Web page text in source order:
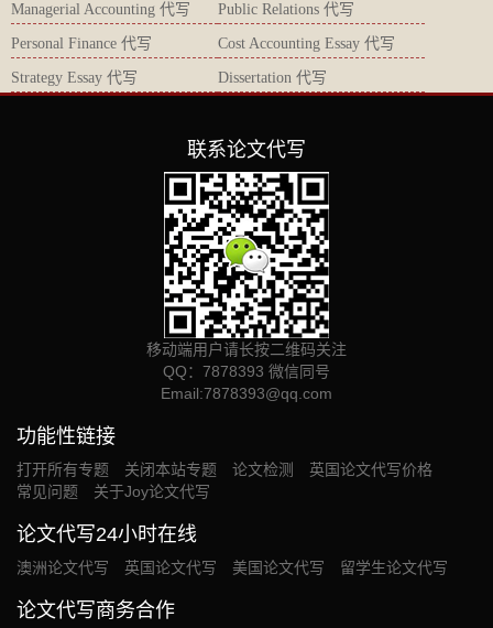
Managerial Accounting 代写 Public Relations 代写
Personal Finance 代写 Cost Accounting Essay 代写
Strategy Essay 代写 Dissertation 代写
联系论文代写
移动端用户请长按二维码关注
QQ：7878393 微信同号
Email:7878393@qq.com
功能性链接
打开所有专题 关闭本站专题 论文检测
英国论文代写价格
常见问题
关于Joy论文代写
论文代写24小时在线
澳洲论文代写 英国论文代写 美国论文代写 留学生论文代写
论文代写商务合作